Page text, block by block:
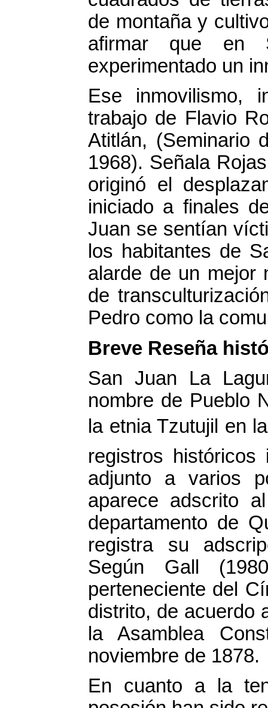
de montaña y
afirmar que en
experimentado un
Ese inmovilismo,
trabajo de Flavio
Atitlán, (Seminario
1968). Señala
originó el
iniciado a finales
Juan se sentían
los habitantes de
alarde de un mejor
de
Pedro como la
Breve Reseña
San Juan La
nombre de Pueblo
la etnia Tzutujil en
registros
adjunto a varios
aparece adscrito
departamento de
registra su
Según Gall
perteneciente del
distrito, de acuerdo
la Asamblea
noviembre de 1878.
En cuanto a la